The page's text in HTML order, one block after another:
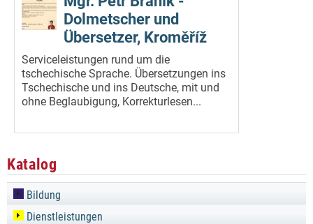
Dolmetscher und
Übersetzer, Kroměříž
Serviceleistungen rund um die
tschechische Sprache. Übersetzungen ins
Tschechische und ins Deutsche, mit und
ohne Beglaubigung, Korrekturlesen...
Katalog
Bildung
Dienstleistungen